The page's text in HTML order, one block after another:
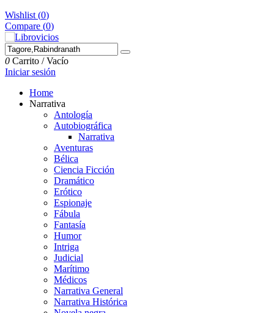
Wishlist (0)
Compare (0)
0 Carrito /Vacío
Iniciar sesión
Home
Narrativa
Antología
Autobiográfica
Narrativa
Aventuras
Bélica
Ciencia Ficción
Dramático
Erótico
Espionaje
Fábula
Fantasía
Humor
Intriga
Judicial
Marítimo
Médicos
Narrativa General
Narrativa Histórica